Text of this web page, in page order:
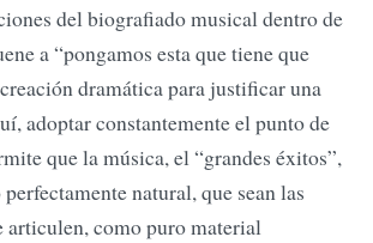
del biografiado musical dentro de
a “pongamos esta que tiene que
dramática para justificar una
adoptar constantemente el punto de
que la música, el “grandes éxitos”,
natural, que sean las
articulen, como puro material